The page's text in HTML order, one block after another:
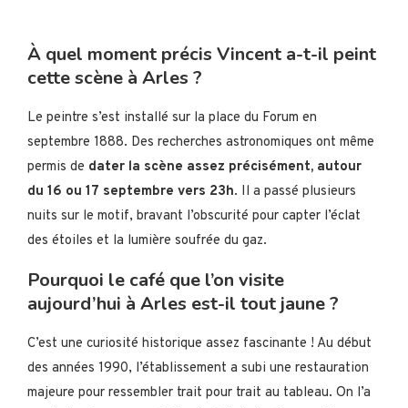
À quel moment précis Vincent a-t-il peint
cette scène à Arles ?
Le peintre s’est installé sur la place du Forum en
septembre 1888. Des recherches astronomiques ont même
permis de dater la scène assez précisément, autour
du 16 ou 17 septembre vers 23h. Il a passé plusieurs
nuits sur le motif, bravant l’obscurité pour capter l’éclat
des étoiles et la lumière soufrée du gaz.
Pourquoi le café que l’on visite
aujourd’hui à Arles est-il tout jaune ?
C’est une curiosité historique assez fascinante ! Au début
des années 1990, l’établissement a subi une restauration
majeure pour ressembler trait pour trait au tableau. On l’a